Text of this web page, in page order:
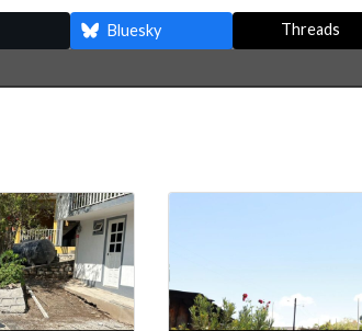
Bluesky Threads